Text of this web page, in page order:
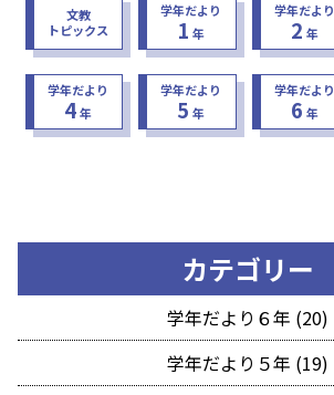
文教
トピックス
学年だより
1 年
学年だより
2 年
学年だより
4年
学年だより
5 年
学年だより
6 年
カテゴリー
学年だより６年 (20)
学年だより５年 (19)